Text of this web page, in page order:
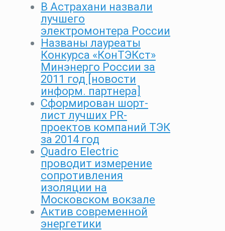
В Астрахани назвали
лучшего
электромонтера России
Названы лауреаты
Конкурса «КонТЭКст»
Минэнерго России за
2011 год [новости
информ. партнера]
Сформирован шорт-
лист лучших PR-
проектов компаний ТЭК
за 2014 год
Quadro Electric
проводит измерение
сопротивления
изоляции на
Московском вокзале
Актив современной
энергетики